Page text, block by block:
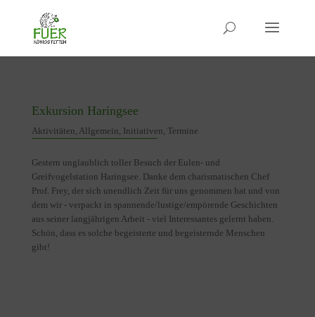
Exkursion Haringsee
Aktivitäten, Allgemein, Initiativen, Termine
Gestern unglaublich toller Besuch der Eulen- und
Greifvogelstation Haringsee. Danke dem charismatischen Chef
Prof. Frey, der sich unendlich Zeit für uns genommen hat und von
dem wir - verpackt in spannende/lustige/empörende Geschichten
aus seiner langjährigen Arbeit - viel Interessantes gelernt haben.
Schön, dass es solche begeisterte und begeisternde Menschen
gibt!